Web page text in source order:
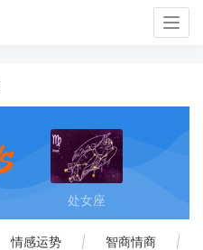
处女座
情感运势 | 智商情商 |